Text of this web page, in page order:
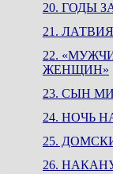
20. ГОДЫ
21.
22.
ЖЕНЩИН»
23. СЫН
24. НОЧЬ
25.
26.